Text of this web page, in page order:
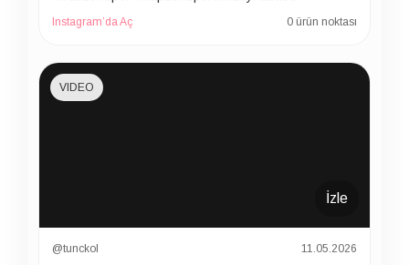
Instagram’da Aç 0 ürün noktası
İzle
VIDEO
@tunckol 11.05.2026